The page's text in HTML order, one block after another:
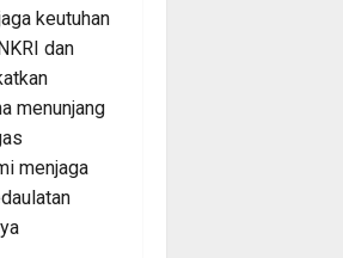
keutuhan
dan
menunjang
menjaga